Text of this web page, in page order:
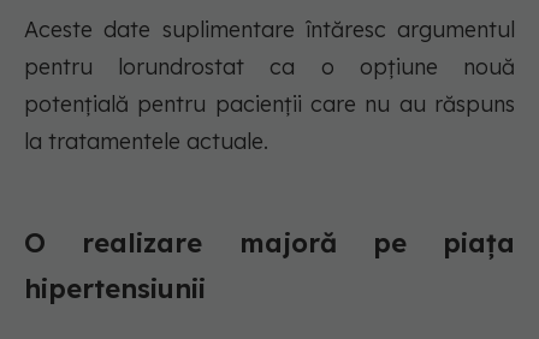
Aceste date suplimentare întăresc argumentul
pentru lorundrostat ca o opțiune nouă
potențială pentru pacienții care nu au răspuns
la tratamentele actuale.
O realizare majoră pe piața
hipertensiunii